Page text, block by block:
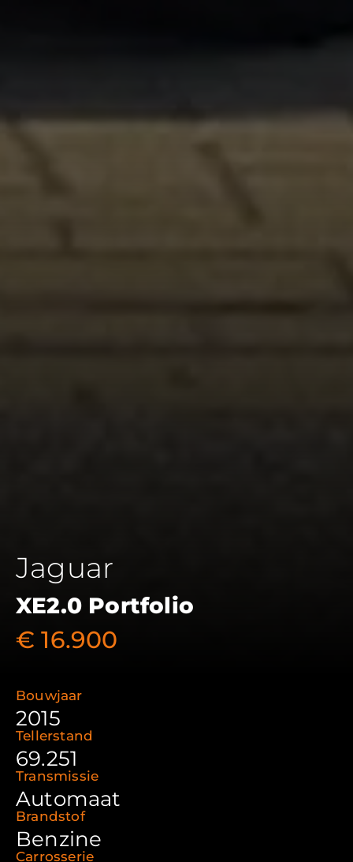
Jaguar
XE2.0 Portfolio
€ 16.900
Bouwjaar
2015
Tellerstand
69.251
Transmissie
Automaat
Brandstof
Benzine
Carrosserie